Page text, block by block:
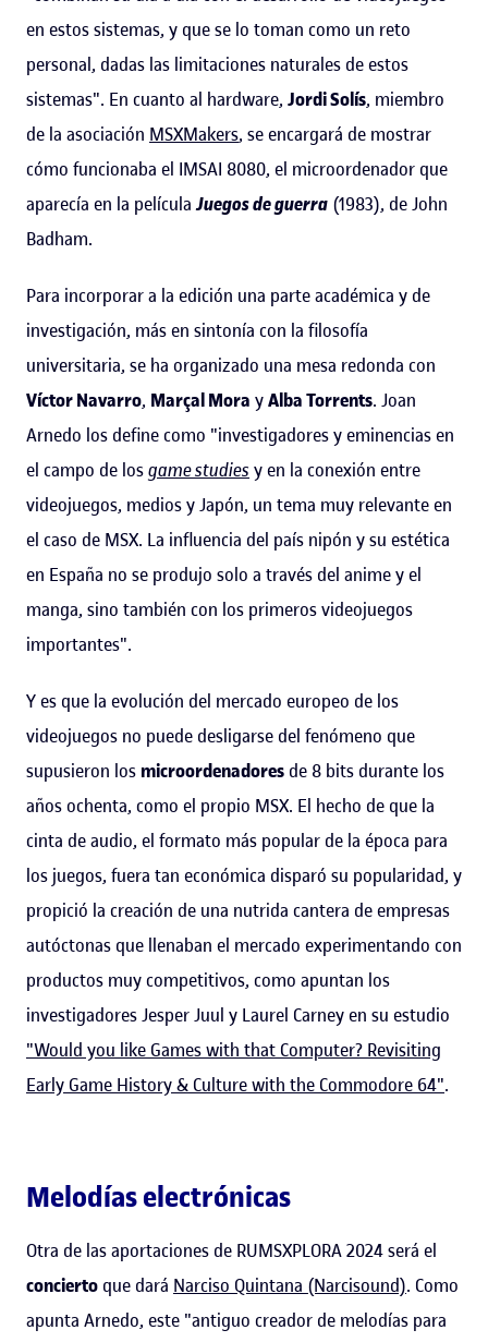
en estos sistemas, y que se lo toman como un reto
personal, dadas las limitaciones naturales de estos
sistemas". En cuanto al hardware, Jordi Solís, miembro
de la asociación MSXMakers, se encargará de mostrar
cómo funcionaba el IMSAI 8080, el microordenador que
aparecía en la películaJuegos de guerra (1983), de John
Badham.
Para incorporar a la edición una parte académica y de
investigación, más en sintonía con la filosofía
universitaria, se ha organizado una mesa redonda con
Víctor Navarro, Marçal Mora yAlba Torrents. Joan
Arnedo los define como "investigadores y eminencias en
el campo de losgame studies y en la conexión entre
videojuegos, medios y Japón, un tema muy relevante en
el caso de MSX. La influencia del país nipón y su estética
en España no se produjo solo a través del anime y el
manga, sino también con los primeros videojuegos
importantes".
Y es que la evolución del mercado europeo de los
videojuegos no puede desligarse del fenómeno que
supusieron los microordenadores de 8 bits durante los
años ochenta, como el propio MSX. El hecho de que la
cinta de audio, el formato más popular de la época para
los juegos, fuera tan económica disparó su popularidad, y
propició la creación de una nutrida cantera de empresas
autóctonas que llenaban el mercado experimentando con
productos muy competitivos, como apuntan los
investigadores Jesper Juul y Laurel Carney en su estudio
"Would you like Games with that Computer? Revisiting
Early Game History & Culture with the Commodore 64".
Melodías electrónicas
Otra de las aportaciones de RUMSXPLORA 2024 será el
concierto que dará Narciso Quintana (Narcisound). Como
apunta Arnedo, este "antiguo creador de melodías para